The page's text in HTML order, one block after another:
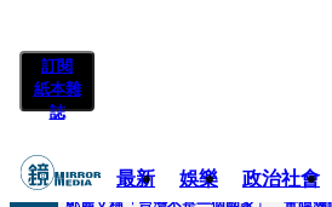
訂閱
紙本雜
誌
最新 娛樂 政治社會
快訊